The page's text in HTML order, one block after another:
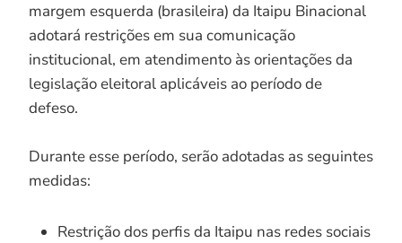
margem esquerda (brasileira) da Itaipu Binacional
adotará restrições em sua comunicação
institucional, em atendimento às orientações da
legislação eleitoral aplicáveis ao período de
defeso.
Durante esse período, serão adotadas as seguintes
medidas:
Restrição dos perfis da Itaipu nas redes sociais